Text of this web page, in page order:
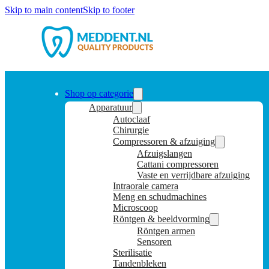
Skip to main contentSkip to footer
Shop op categorie
Apparatuur
Autoclaaf
Chirurgie
Compressoren & afzuiging
Afzuigslangen
Cattani compressoren
Vaste en verrijdbare afzuiging
Intraorale camera
Meng en schudmachines
Microscoop
Röntgen & beeldvorming
Röntgen armen
Sensoren
Sterilisatie
Tandenbleken